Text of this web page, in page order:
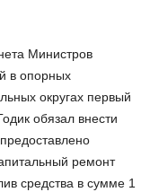
Министров
в опорных
округах первый
обязал внести
ремонт
средства в сумме 1